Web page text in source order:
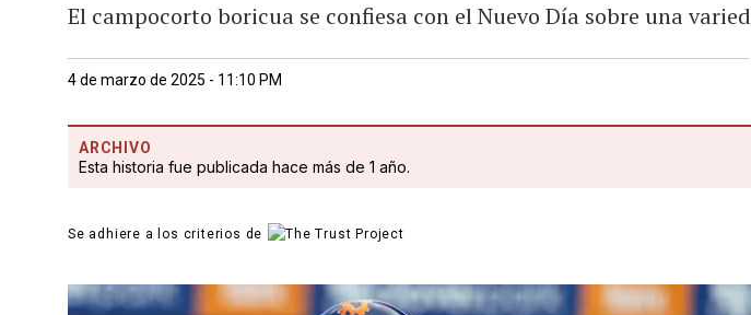
El campocorto boricua se confiesa con el Nuevo Día sobre una
4 de marzo de 2025 - 11:10 PM
ARCHIVO
Esta historia fue publicada hace más de 1 año.
Se adhiere a los criterios de